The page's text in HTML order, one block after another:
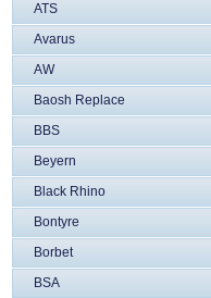
ATS
Avarus
AW
Baosh Replace
BBS
Beyern
Black Rhino
Bontyre
Borbet
BSA